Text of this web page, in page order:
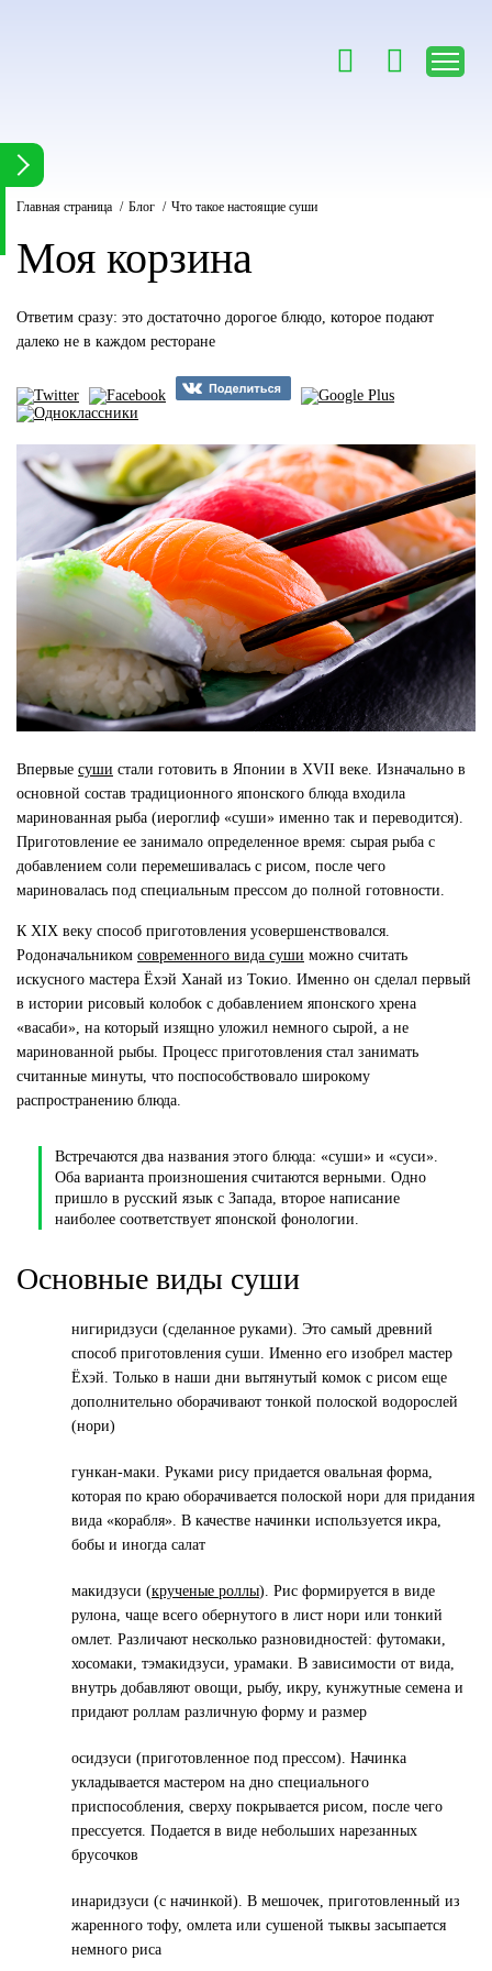
пт, сб - с 12.00 до 23.30
Главная страница Блог Что такое настоящие суши
Моя корзина
Ответим сразу: это достаточно дорогое блюдо, которое подают
далеко не в каждом ресторане
Впервые суши стали готовить в Японии в XVII веке. Изначально в
основной состав традиционного японского блюда входила
маринованная рыба (иероглиф «суши» именно так и переводится).
Приготовление ее занимало определенное время: сырая рыба с
добавлением соли перемешивалась с рисом, после чего
мариновалась под специальным прессом до полной готовности.
К XIX веку способ приготовления усовершенствовался.
Родоначальником современного вида суши можно считать
искусного мастера Ёхэй Ханай из Токио. Именно он сделал первый
в истории рисовый колобок с добавлением японского хрена
«васаби», на который изящно уложил немного сырой, а не
маринованной рыбы. Процесс приготовления стал занимать
считанные минуты, что поспособствовало широкому
распространению блюда.
Встречаются два названия этого блюда: «суши» и «суси».
Оба варианта произношения считаются верными. Одно
пришло в русский язык с Запада, второе написание
наиболее соответствует японской фонологии.
Основные виды суши
нигиридзуси (сделанное руками). Это самый древний
способ приготовления суши. Именно его изобрел мастер
Ёхэй. Только в наши дни вытянутый комок с рисом еще
дополнительно оборачивают тонкой полоской водорослей
(нори)
гункан-маки. Руками рису придается овальная форма,
которая по краю оборачивается полоской нори для придания
вида «корабля». В качестве начинки используется икра,
бобы и иногда салат
макидзуси (крученые роллы). Рис формируется в виде
рулона, чаще всего обернутого в лист нори или тонкий
омлет. Различают несколько разновидностей: футомаки,
хосомаки, тэмакидзуси, урамаки. В зависимости от вида,
внутрь добавляют овощи, рыбу, икру, кунжутные семена и
придают роллам различную форму и размер
осидзуси (приготовленное под прессом). Начинка
укладывается мастером на дно специального
приспособления, сверху покрывается рисом, после чего
прессуется. Подается в виде небольших нарезанных
брусочков
инаридзуси (с начинкой). В мешочек, приготовленный из
жаренного тофу, омлета или сушеной тыквы засыпается
немного риса